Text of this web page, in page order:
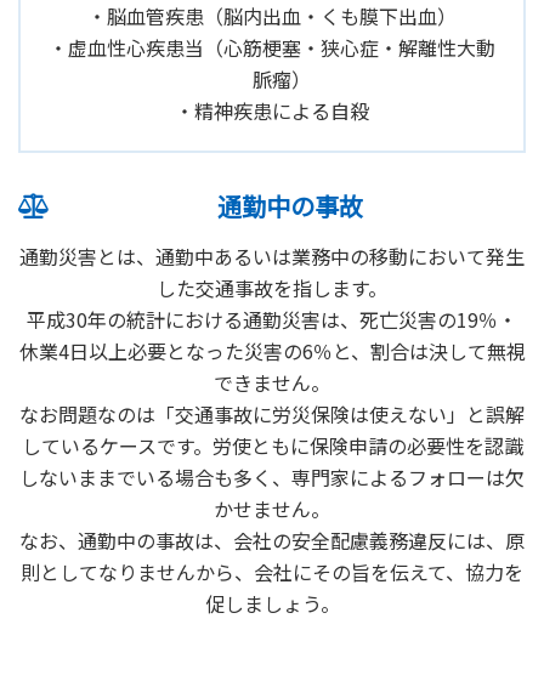
脳血管疾患（脳内出血・くも膜下出血）
虚血性心疾患当（心筋梗塞・狭心症・解離性大動
脈瘤）
精神疾患による自殺
通勤中の事故
通勤災害とは、通勤中あるいは業務中の移動において発生
した交通事故を指します。
平成30年の統計における通勤災害は、死亡災害の19％・
休業4日以上必要となった災害の6％と、割合は決して無視
できません。
なお問題なのは「交通事故に労災保険は使えない」と誤解
しているケースです。労使ともに保険申請の必要性を認識
しないままでいる場合も多く、専門家によるフォローは欠
かせません。
なお、通勤中の事故は、会社の安全配慮義務違反には、原
則としてなりませんから、会社にその旨を伝えて、協力を
促しましょう。